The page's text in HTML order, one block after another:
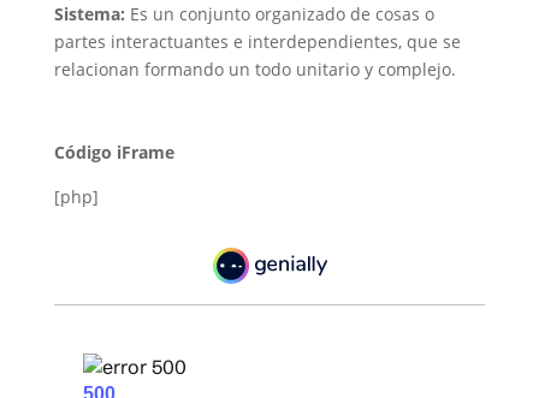
Sistema: Es un conjunto organizado de cosas o
partes interactuantes e interdependientes, que se
relacionan formando un todo unitario y complejo.
Código iFrame
[php]